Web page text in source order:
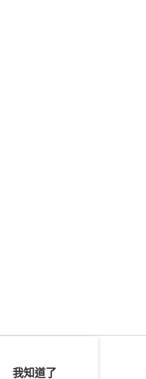
我知道了